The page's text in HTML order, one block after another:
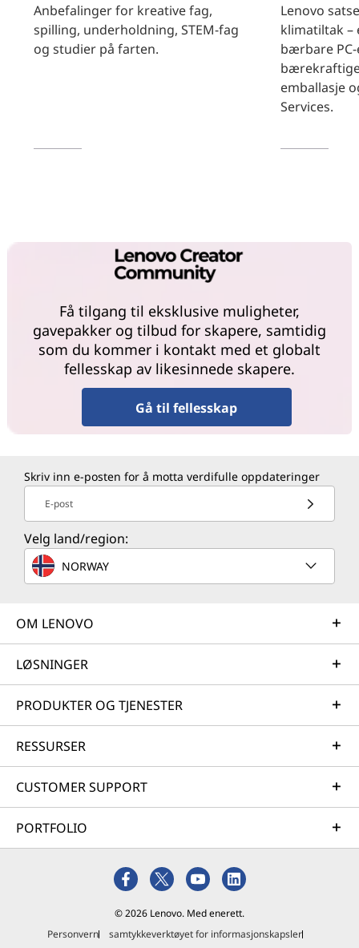
Anbefalinger for kreative fag,
spilling, underholdning, STEM-fag
og studier på farten.
Lenovo
klimatiltak –
bærbare
emballasje
Services.
Få tilgang til eksklusive muligheter,
gavepakker og tilbud for skapere, samtidig
som du kommer i kontakt med et globalt
fellesskap av likesinnede skapere.
Gå til fellesskap
Skriv inn e-posten for å motta verdifulle oppdateringer
E-post
Velg land/region:
NORWAY
OM LENOVO
LØSNINGER
PRODUKTER OG TJENESTER
RESSURSER
CUSTOMER SUPPORT
PORTFOLIO
© 2026 Lenovo. Med enerett.
Personvern
samtykkeverktøyet for informasjonskapsler